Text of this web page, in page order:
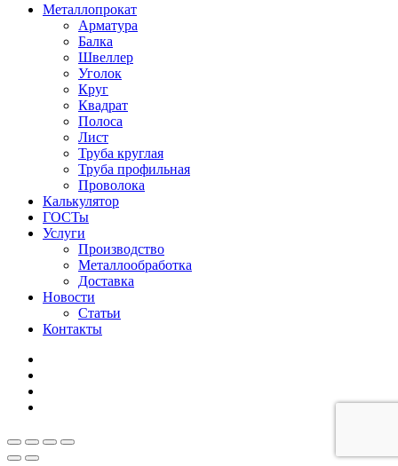
Металлопрокат
Арматура
Балка
Швеллер
Уголок
Круг
Квадрат
Полоса
Лист
Труба круглая
Труба профильная
Проволока
Калькулятор
ГОСТы
Услуги
Производство
Металлообработка
Доставка
Новости
Статьи
Контакты